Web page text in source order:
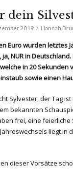
dein
2019 Hannah
Euro wurden letztes
NUR in
in 20 Sekunden
sowie einen
Sylvester, der Tag
bekannten
frei, eine feierliche
liegt in
dieser Vorsätze